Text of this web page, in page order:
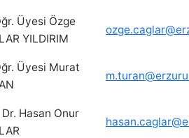
Üyesi Özge
YILDIRIM
Üyesi Murat
Hasan Onur